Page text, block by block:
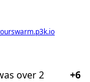
+6
over 2